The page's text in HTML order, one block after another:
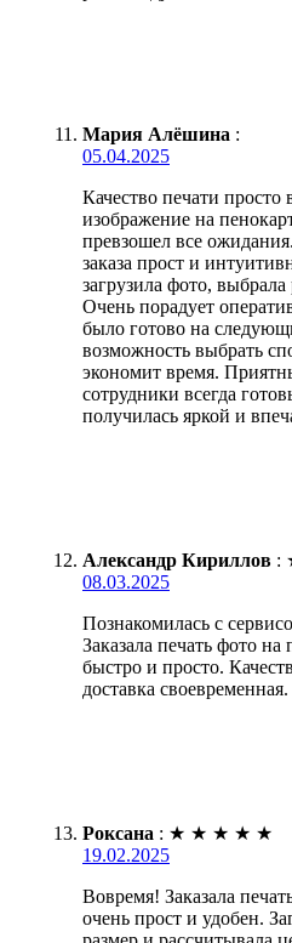
Мария Алёшина :
05.04.2025
Качество печати просто
изображение на
превзошел все
заказа прост и
загрузила фото,
Очень порадует
было готово на
возможность выбрать
экономит время.
сотрудники всегда
получилась яркой и
Александр Кириллов :
08.03.2025
Познакомилась с
Заказала печать фото
быстро и просто.
доставка своевременная.
Роксана : ★ ★ ★ ★ ★
19.02.2025
Вовремя! Заказала
очень прост и удобен.